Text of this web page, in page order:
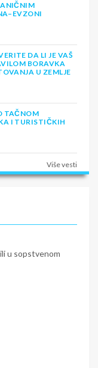
DA LI JE VAŠ
BORAVKA
U ZEMLJE
TAČNOM
I TURISTIČKIH
Više vesti
u sopstvenom